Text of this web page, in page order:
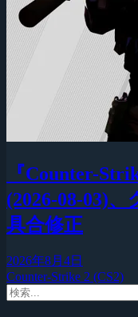
『Counter-
(2026-08-03)
具合修正
2026年8月4日
Counter-Strike 2 (CS2)